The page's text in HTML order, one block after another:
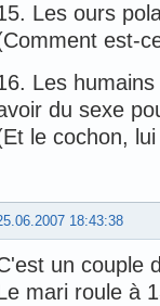
Les ours
est-
Les
du sexe
le cochon, lui
18:43:38
un couple
mari roule à